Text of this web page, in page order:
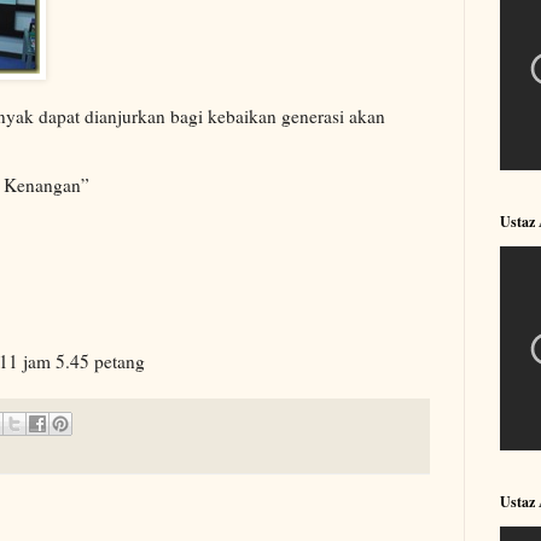
dapat dianjurkan bagi kebaikan generasi akan
jam 5.45 petang
Ustaz
Ustaz